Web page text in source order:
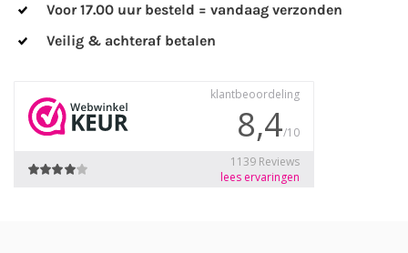
Voor 17.00 uur besteld = vandaag verzonden
Veilig & achteraf betalen